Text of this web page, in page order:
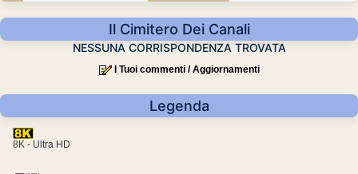
Il Cimitero Dei Canali
NESSUNA CORRISPONDENZA TROVATA
I Tuoi commenti / Aggiornamenti
Legenda
8K - Ultra HD